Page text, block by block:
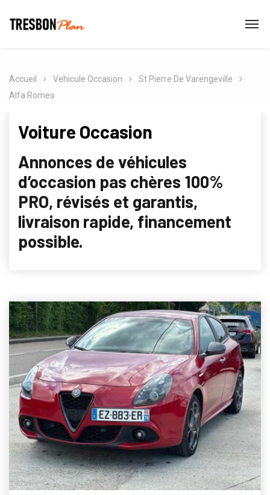
Accueil Vehicule Occasion
St Pierre De Varengeville
Alfa Romeo
Voiture Occasion
Annonces de véhicules
d’occasion pas chères 100%
PRO, révisés et garantis,
livraison rapide, financement
possible.